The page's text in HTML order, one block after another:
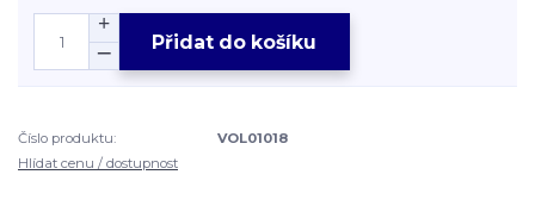
Přidat do košíku
Číslo produktu:
VOL01018
Hlídat cenu / dostupnost